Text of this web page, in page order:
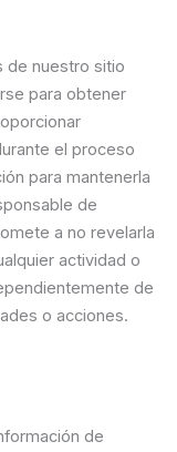
de nuestro sitio
para obtener
el proceso
para mantenerla
de
a no revelarla
actividad o
de
o acciones.
de